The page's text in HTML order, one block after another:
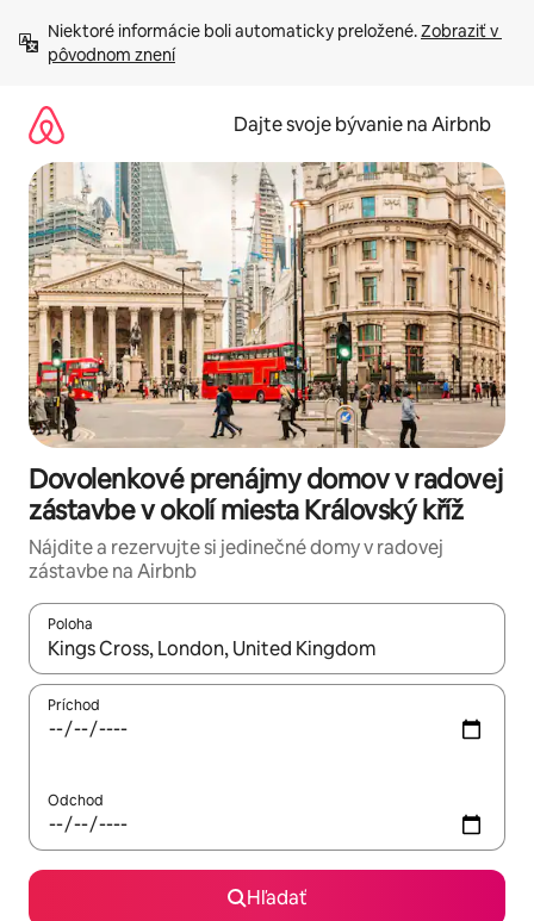
obsah.
Niektoré informácie boli automaticky preložené. Zobraziť v
pôvodnom znení
Dajte svoje bývanie na Airbnb
Dovolenkové prenájmy domov v radovej
zástavbe v okolí miesta Královský kříž
Nájdite a rezervujte si jedinečné domy v radovej
zástavbe na Airbnb
Poloha
Keď budú výsledky k dispozícii, môžete si ich prechádzať
Príchod
Odchod
Hľadať